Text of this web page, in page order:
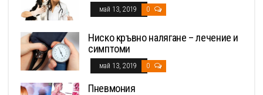
май 13, 2019 0
Ниско кръвно налягане – лечение и
симптоми
май 13, 2019 0
Пневмония